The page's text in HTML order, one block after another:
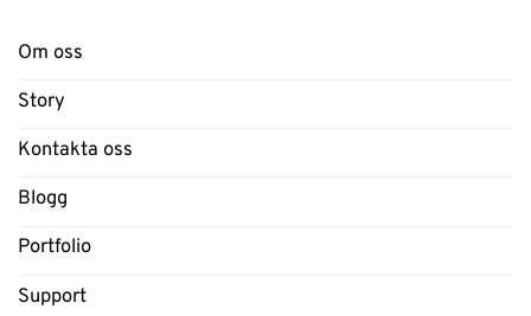
Om oss
Story
Kontakta oss
Blogg
Portfolio
Support